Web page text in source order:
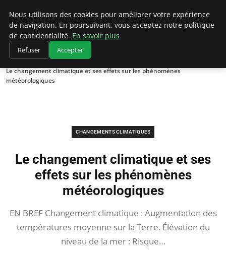
Climatedebtagents
Accueil
Changements climatiques
Le changement climatique et ses effets sur les phénomènes
météorologiques
CHANGEMENTS CLIMATIQUES
Le changement climatique et ses
effets sur les phénomènes
météorologiques
EN BREF Changement climatique : Augmentation des
températures moyenne sur la Terre. Élévation du
niveau de la mer : Risque…
Nous utilisons des cookies pour améliorer votre expérience
de navigation. En poursuivant, vous acceptez notre politique
de confidentialité. En savoir plus
Refuser Accepter